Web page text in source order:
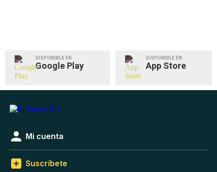
DISPONIBLE EN
Google Play
DISPONIBLE EN
App Store
Mi cuenta
Suscríbete